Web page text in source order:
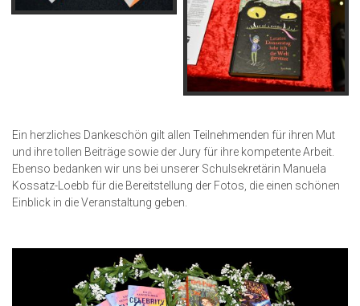
Ein herzliches Dankeschön gilt allen Teilnehmenden für ihren Mut
und ihre tollen Beiträge sowie der Jury für ihre kompetente Arbeit.
Ebenso bedanken wir uns bei unserer Schulsekretärin Manuela
Kossatz-Loebb für die Bereitstellung der Fotos, die einen schönen
Einblick in die Veranstaltung geben.